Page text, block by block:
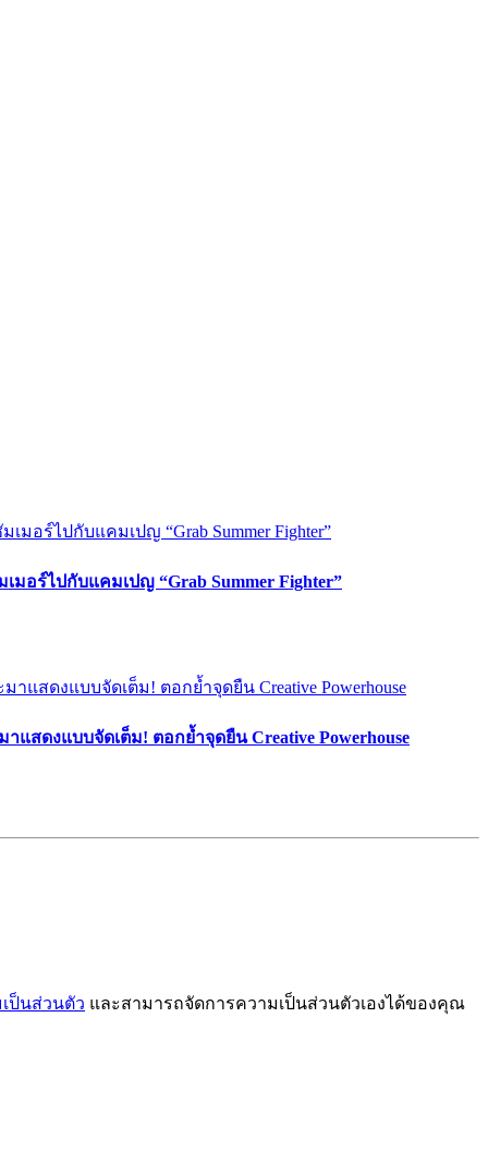
ร์ไปกับแคมเปญ “Grab Summer Fighter”
สดงแบบจัดเต็ม! ตอกย้ำจุดยืน Creative Powerhouse
ป็นส่วนตัว และสามารถจัดการความเป็นส่วนตัวเองได้ของคุณ